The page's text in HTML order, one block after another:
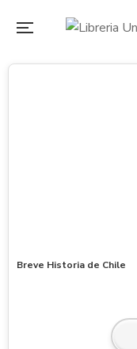
Breve Historia de Chile